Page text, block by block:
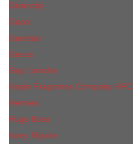
Givenchy
Gucci
Guerlain
Guess
Guy Laroche
Haute Fragrance Company HFC
Hermes
Hugo Boss
Issey Miyake